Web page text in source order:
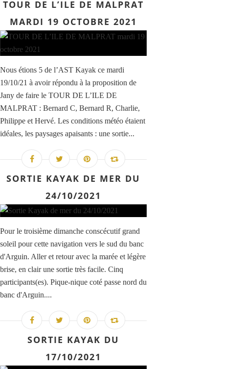
TOUR DE L’ILE DE MALPRAT
MARDI 19 OCTOBRE 2021
Nous étions 5 de l’AST Kayak ce mardi
19/10/21 à avoir répondu à la proposition de
Jany de faire le TOUR DE L’ILE DE
MALPRAT : Bernard C, Bernard R, Charlie,
Philippe et Hervé. Les conditions météo étaient
idéales, les paysages apaisants : une sortie...
SORTIE KAYAK DE MER DU
24/10/2021
Pour le troisième dimanche conscécutif grand
soleil pour cette navigation vers le sud du banc
d'Arguin. Aller et retour avec la marée et légère
brise, en clair une sortie très facile. Cinq
participants(es). Pique-nique coté passe nord du
banc d'Arguin....
SORTIE KAYAK DU
17/10/2021